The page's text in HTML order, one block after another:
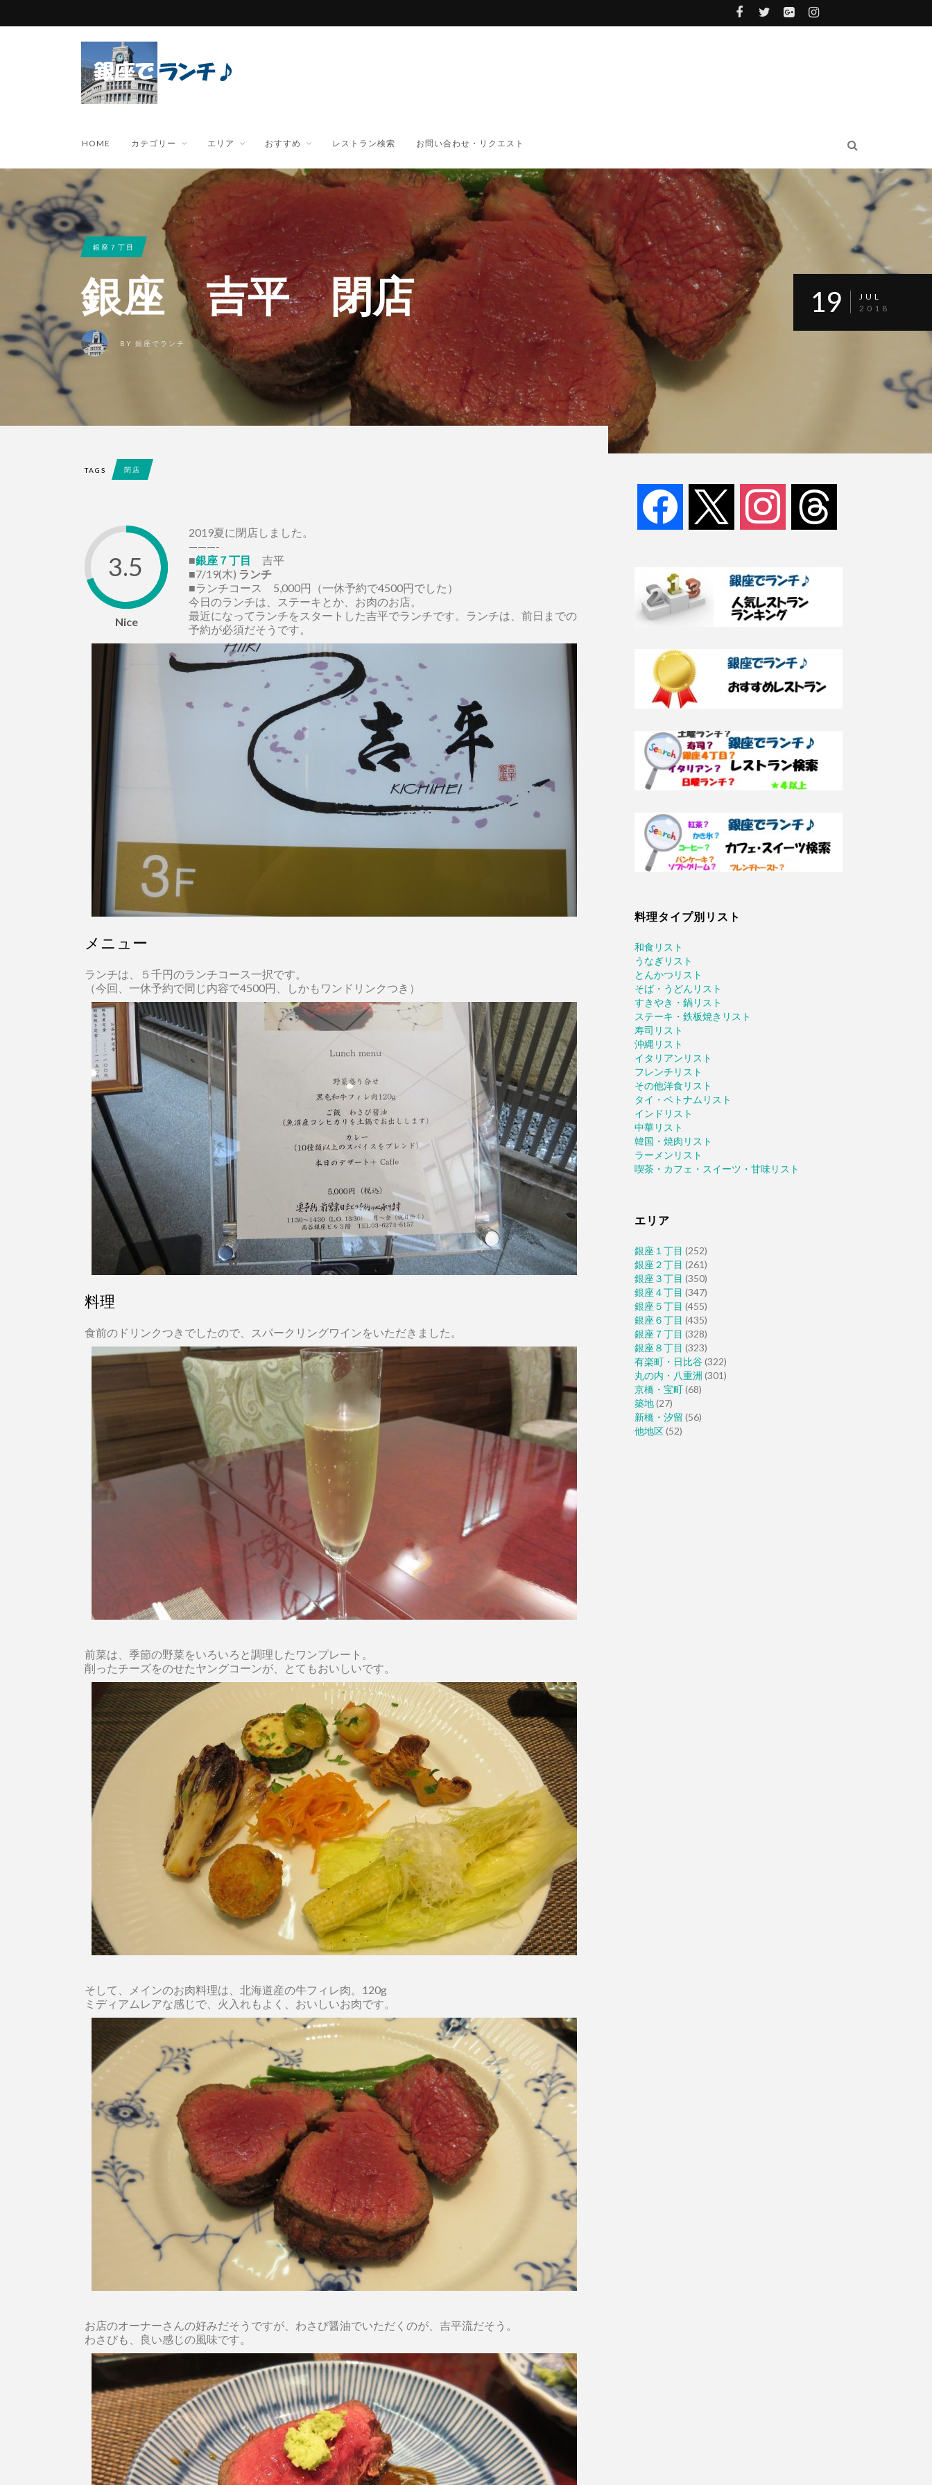
HOME カテゴリー エリア おすすめ レストラン検索 お問い合わせ・リクエスト
銀座７丁目
銀座 吉平 閉店
BY 銀座でランチ
19
JUL
2018
TAGS 閉店
3.5
Nice
2019夏に閉店しました。
———-
■銀座７丁目
吉平
■7/19(木) ランチ
■ランチコース 5,000円（一休予約で4500円でした）
今日のランチは、ステーキとか、お肉のお店。
最近になってランチをスタートした吉平でランチです。ランチは、前日までの
予約が必須だそうです。
メニュー
ランチは、５千円のランチコース一択です。
（今回、一休予約で同じ内容で4500円、しかもワンドリンクつき）
料理
食前のドリンクつきでしたので、スパークリングワインをいただきました。
前菜は、季節の野菜をいろいろと調理したワンプレート。
削ったチーズをのせたヤングコーンが、とてもおいしいです。
そして、メインのお肉料理は、北海道産の牛フィレ肉。120g
ミディアムレアな感じで、火入れもよく、おいしいお肉です。
お店のオーナーさんの好みだそうですが、わさび醤油でいただくのが、吉平流だそう。
わさびも、良い感じの風味です。
facebook instagram threads
料理タイプ別リスト
和食リスト
うなぎリスト
とんかつリスト
そば・うどんリスト
すきやき・鍋リスト
ステーキ・鉄板焼きリスト
寿司リスト
沖縄リスト
イタリアンリスト
フレンチリスト
その他洋食リスト
タイ・ベトナムリスト
インドリスト
中華リスト
韓国・焼肉リスト
ラーメンリスト
喫茶・カフェ・スイーツ・甘味リスト
エリア
銀座１丁目 (252)
銀座２丁目 (261)
銀座３丁目 (350)
銀座４丁目 (347)
銀座５丁目 (455)
銀座６丁目 (435)
銀座７丁目 (328)
銀座８丁目 (323)
有楽町・日比谷(322)
丸の内・八重洲 (301)
京橋・宝町(68)
築地(27)
新橋・汐留 (56)
他地区(52)